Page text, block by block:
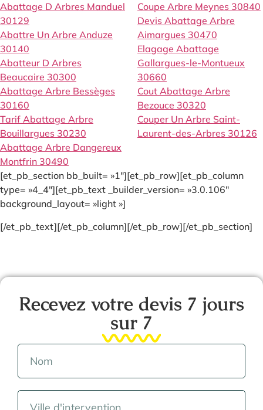
Abattage D Arbres Manduel
30129
Abattre Un Arbre Anduze
30140
Abatteur D Arbres
Beaucaire 30300
Abattage Arbre Bessèges
30160
Tarif Abattage Arbre
Bouillargues 30230
Abattage Arbre Dangereux
Montfrin 30490
Coupe Arbre Meynes 30840
Devis Abattage Arbre
Aimargues 30470
Elagage Abattage
Gallargues-le-Montueux
30660
Cout Abattage Arbre
Bezouce 30320
Couper Un Arbre Saint-
Laurent-des-Arbres 30126
[et_pb_section bb_built= »1″][et_pb_row][et_pb_column
type= »4_4″][et_pb_text _builder_version= »3.0.106″
background_layout= »light »]
[/et_pb_text][/et_pb_column][/et_pb_row][/et_pb_section]
Recevez votre devis 7 jours
sur 7